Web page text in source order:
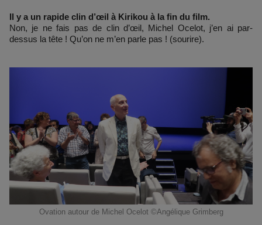
Il y a un rapide clin d’œil à Kirikou à la fin du film.
Non, je ne fais pas de clin d’œil, Michel Ocelot, j’en ai par-
dessus la tête ! Qu’on ne m’en parle pas ! (sourire).
Ovation autour de Michel Ocelot ©Angélique Grimberg